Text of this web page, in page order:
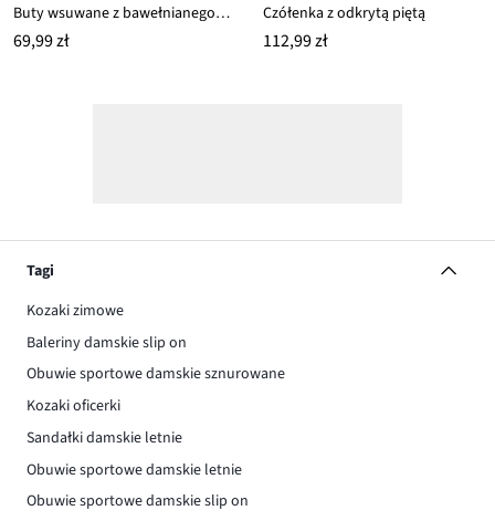
Buty wsuwane z bawełnianego płótna
69,99 zł
Czółenka z odkrytą piętą
112,99 zł
Tagi
Kozaki zimowe
Baleriny damskie slip on
Obuwie sportowe damskie sznurowane
Kozaki oficerki
Sandałki damskie letnie
Obuwie sportowe damskie letnie
Obuwie sportowe damskie slip on